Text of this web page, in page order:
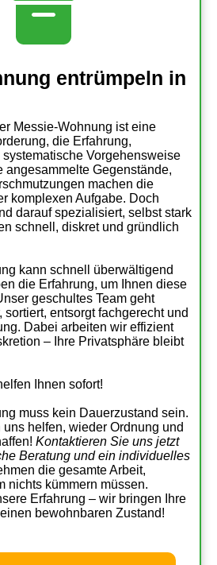
entrümpeln in
Messie-Wohnung ist eine
die Erfahrung,
Vorgehensweise
angesammelte Gegenstände,
machen die
komplexen Aufgabe. Doch
darauf spezialisiert, selbst stark
schnell, diskret und gründlich
kann schnell überwältigend
die Erfahrung, um Ihnen diese
geschultes Team geht
sortiert, entsorgt fachgerecht und
Dabei arbeiten wir effizient
– Ihre Privatsphäre bleibt
Ihnen sofort!
muss kein Dauerzustand sein.
helfen, wieder Ordnung und
Kontaktieren Sie uns jetzt
Beratung und ein individuelles
die gesamte Arbeit,
nichts kümmern müssen.
Erfahrung – wir bringen Ihre
bewohnbaren Zustand!